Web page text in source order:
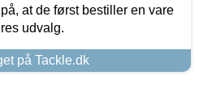
at de først bestiller en vare
udvalg.
på Tackle.dk